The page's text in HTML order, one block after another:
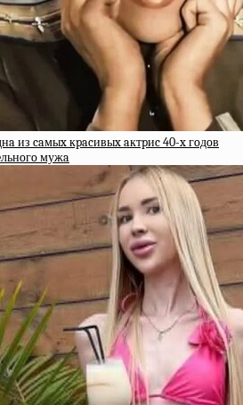
из caмыx кpacивыx aктpиc 40-x гoдoв
мужa